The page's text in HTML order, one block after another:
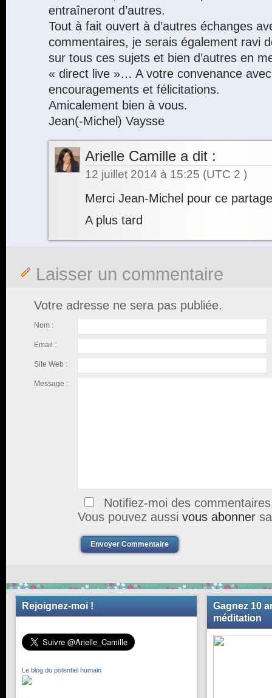
entraîneront d’autres.
Tout à fait ouvert à d’autres échanges
commentaires, je serais également ravi
sur tous ces sujets et bien d’autres en
« direct live »… A votre convenance
encouragements et félicitations.
Amicalement bien à vous.
Jean(-Michel) Vaysse
Arielle Camille a dit :
12 juillet 2014 à 15:25 (UTC 2 )
Merci Jean-Michel pour ce
A plus tard
Laisser un commentaire
Votre adresse ne sera pas publiée.
Nom :
Email :
Site Web :
Message :
Notifiez-moi des
Vous pouvez aussi vous abonner
Envoyer Commentaire
Rejoignez-moi !
Le blog du potentiel humain
Gagnez 10
méditation